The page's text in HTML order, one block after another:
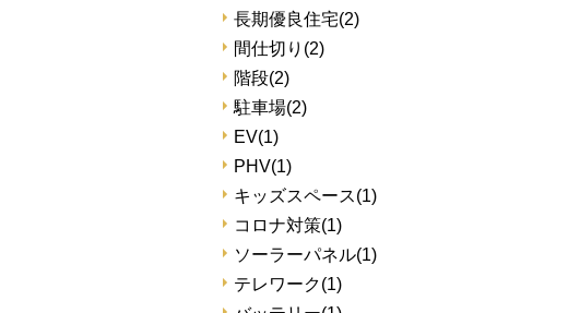
長期優良住宅(2)
間仕切り (2)
階段(2)
駐車場(2)
EV(1)
PHV(1)
キッズスペース(1)
コロナ対策(1)
ソーラーパネル(1)
テレワーク(1)